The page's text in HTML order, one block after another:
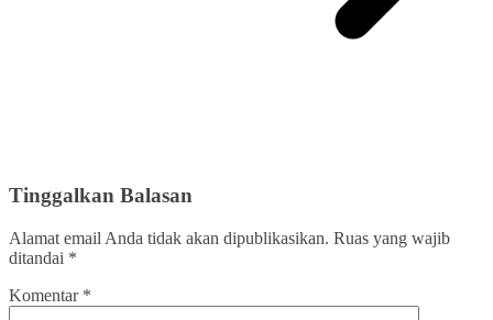
Tinggalkan Balasan
Alamat email Anda tidak akan dipublikasikan. Ruas yang wajib
ditandai *
Komentar *